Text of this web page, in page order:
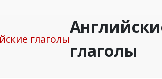
глаголы